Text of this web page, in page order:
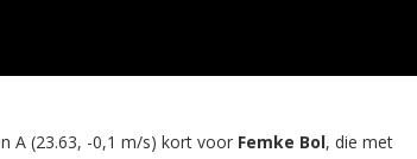
A (23.63, -0,1 m/s) kort voor Femke Bol, die met